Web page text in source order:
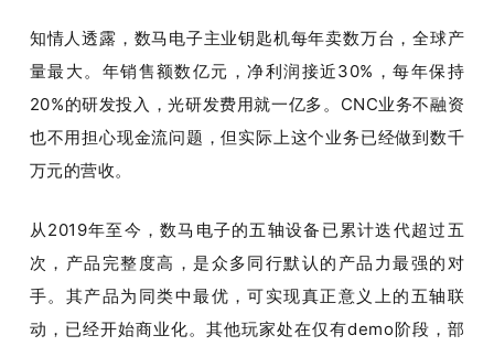
知情人透露，数马电子主业钥匙机每年卖数万台，全球产
量最大。年销售额数亿元，净利润接近30%，每年保持
20%的研发投入，光研发费用就一亿多。CNC业务不融资
也不用担心现金流问题，但实际上这个业务已经做到数千
万元的营收。
从2019年至今，数马电子的五轴设备已累计迭代超过五
次，产品完整度高，是众多同行默认的产品力最强的对
手。其产品为同类中最优，可实现真正意义上的五轴联
动，已经开始商业化。其他玩家处在仅有demo阶段，部